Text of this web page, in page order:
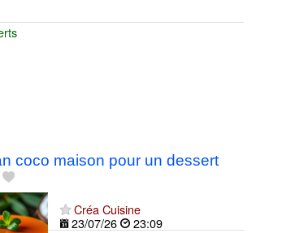
coco maison pour un dessert
Créa Cuisine
23/07/26
23:09